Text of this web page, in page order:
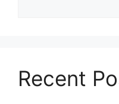
Recent